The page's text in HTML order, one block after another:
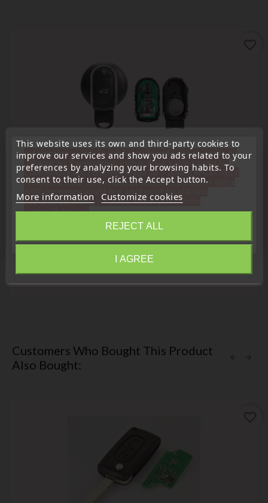
Remote Controls Transmitters
Mini Cooper Key Remote Control With FEM CAS4 433MHz
Circuit 9367409-01 F55 F56
Customers Who Bought This Product
Also Bought:
This website uses its own and third-party cookies to
improve our services and show you ads related to your
preferences by analyzing your browsing habits. To
consent to their use, click the Accept button.
More information Customize cookies
REJECT ALL
I AGREE
« Attention, notre société sera fermée pour congés du
10 aout au 1 septembre inclus. Pour cette raison les
commandes sont traitées jusqu'au 7 aout 14H00. Pour
le service réparation nous devons réceptionner votre
télécommande avant le 6 aout pour qu'elle soit
réexpédiée avant le 7 aout. Merci pour votre
compréhension»
Close
Information